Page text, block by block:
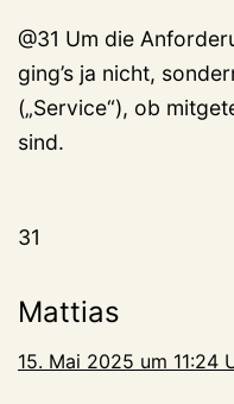
@31 Um die
ging’s ja nicht,
(„Service“), ob
sind.
31
Mattias
15. Mai 2025 um 11:24